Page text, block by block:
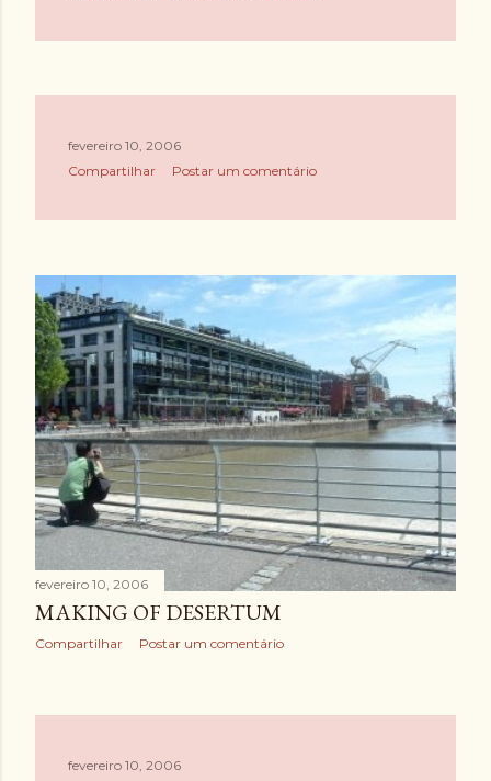
fevereiro 10, 2006
Compartilhar
Postar um comentário
fevereiro 10, 2006
MAKING OF DESERTUM
Compartilhar Postar um comentário
fevereiro 10, 2006